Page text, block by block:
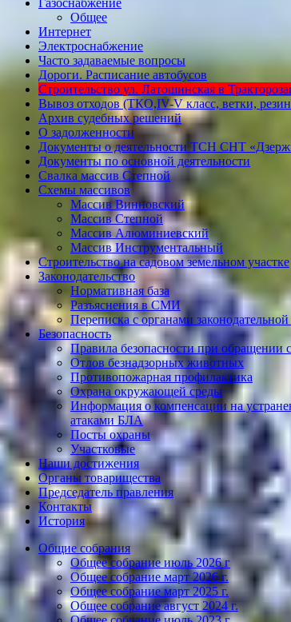
Газоснабжение
Общее
Интернет
Электроснабжение
Часто задаваемые вопросы
Дороги. Расписание автобусов
Строительство ул. Латошинская в
Вывоз отходов (ТКО,IV-V класс, ветки,
Архив судебных решений
О задолженности
Документы о деятельности ТСН СНТ
Документы по основной деятельности
Свалка массив Степной
Схемы массивов
Массив Винновский
Массив Степной
Массив Алюминиевcкий
Массив Инструментальный
Строительство на садовом земельном участке
Законодательство
Нормативная база
Разъяснения в СМИ
Переписка с органами
Безопасность
Правила безопасности при обращении
Отлов безнадзорных животных
Противопожарная профилактика
Охрана окружающей среды
Информация о компенсации на
атаками БЛА
Посты охраны
Участковые
Наши достижения
Органы товарищества
Председатель правления
Контакты
История
Общие собрания
Общее собрание июль 2026 г
Общее собрание март 2026 г.
Общее собрание март 2025 г.
Общее собрание август 2024 г.